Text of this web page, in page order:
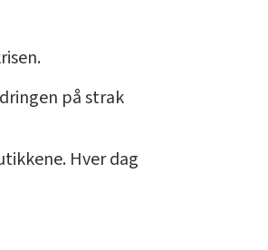
på strak
Hver dag